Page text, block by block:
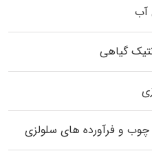
آب
گیاهی
و فرآورده‌ های سلولزی